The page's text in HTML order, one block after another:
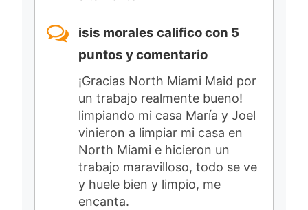
isis morales califico con 5
puntos y comentario
¡Gracias North Miami Maid por
un trabajo realmente bueno!
limpiando mi casa María y Joel
vinieron a limpiar mi casa en
North Miami e hicieron un
trabajo maravilloso, todo se ve
y huele bien y limpio, me
encanta.